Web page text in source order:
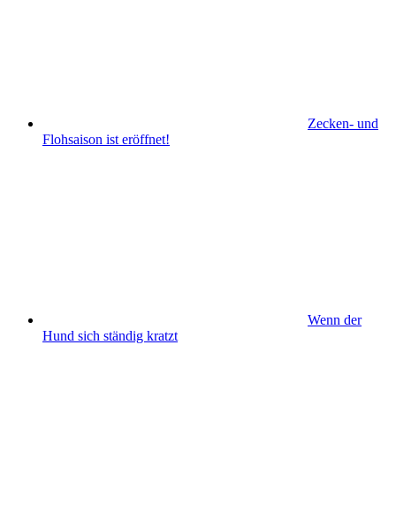
Zecken- und
Flohsaison ist eröffnet!
Wenn der
Hund sich ständig kratzt